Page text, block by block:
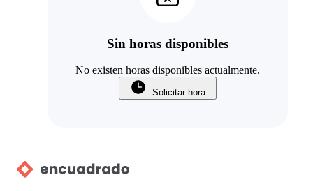
Sin horas disponibles
No existen horas disponibles actualmente.
Solicitar hora